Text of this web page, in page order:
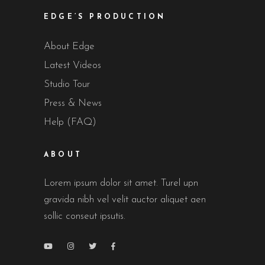
EDGE’S PRODUCTION
About Edge
Latest Videos
Studio Tour
Press & News
Help (FAQ)
ABOUT
Lorem ipsum dolor sit amet. Turel upn
gravida nibh vel velit auctor aliquet aen
sollic conseut ipsutis.